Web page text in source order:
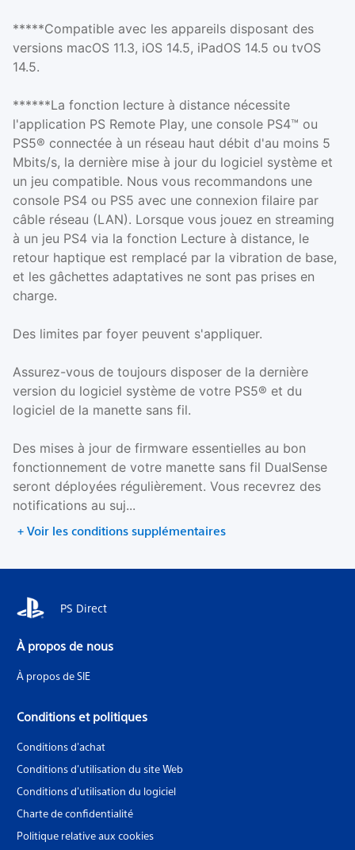
*****Compatible avec les appareils disposant des
versions macOS 11.3, iOS 14.5, iPadOS 14.5 ou tvOS
14.5.
******La fonction lecture à distance nécessite
l'application PS Remote Play, une console PS4™ ou
PS5® connectée à un réseau haut débit d'au moins 5
Mbits/s, la dernière mise à jour du logiciel système et
un jeu compatible. Nous vous recommandons une
console PS4 ou PS5 avec une connexion filaire par
câble réseau (LAN). Lorsque vous jouez en streaming
à un jeu PS4 via la fonction Lecture à distance, le
retour haptique est remplacé par la vibration de base,
et les gâchettes adaptatives ne sont pas prises en
charge.
Des limites par foyer peuvent s'appliquer.
Assurez-vous de toujours disposer de la dernière
version du logiciel système de votre PS5® et du
logiciel de la manette sans fil.
Des mises à jour de firmware essentielles au bon
fonctionnement de votre manette sans fil DualSense
seront déployées régulièrement. Vous recevrez des
notifications au suj...
+ Voir les conditions supplémentaires
PS Direct
À propos de nous
À propos de SIE
Conditions et politiques
Conditions d'achat
Conditions d'utilisation du site Web
Conditions d'utilisation du logiciel
Charte de confidentialité
Politique relative aux cookies